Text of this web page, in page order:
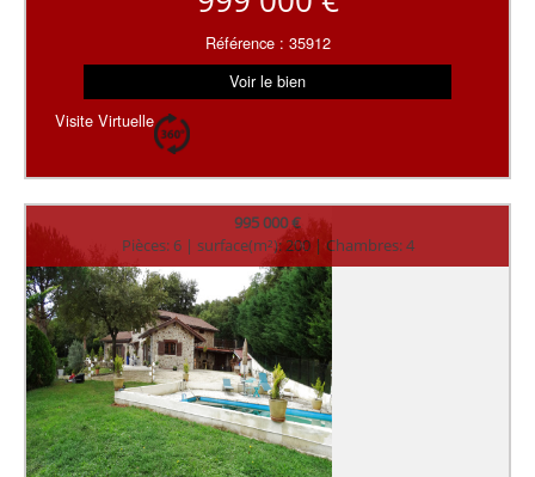
Référence : 35912
Voir le bien
Visite Virtuelle
995 000 €
Pièces: 6 | surface(m²): 200 | Chambres: 4